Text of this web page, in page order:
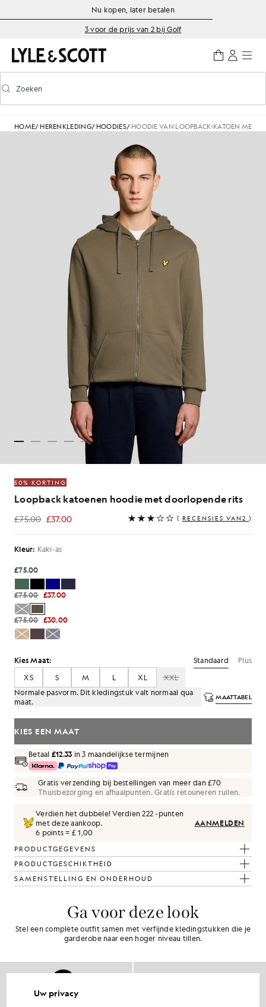
Ga naar de hoofdinhoud
Informatie over toegankelijkheid
Nu kopen, later betalen
3 voor de prijs van 2 bij Golf
Voorspellend zoeken in- of uitschakelen
Zoeken
HOME/ HERENKLEDING/ HOODIES/ HOODIE VAN LOOPBACK-KATOEN MET
50% KORTING
Loopback katoenen hoodie met doorlopende rits
£75.00 £37.00
£37.00 ( RECENSIES VAN2 )
Kleur: Kaki-as
£75.00
£75.00 £37.00
£75.00 £30.00
Kies Maat: Standaard
Plus
XS
S M L XL
XXL
Normale pasvorm. Dit kledingstuk valt normaal qua
maat.
MAATTABEL
KIES EEN MAAT
Betaal £12.33 in 3 maandelijkse termijnen
Gratis verzending bij bestellingen van meer dan £70
Thuisbezorging en afhaalpunten. Gratis retouneren ruilen.
Verdien het dubbele! Verdien222-punten
met deze aankoop.
6 points = £ 1,00
AANMELDEN
PRODUCTGEGEVENS
PRODUCTGESCHIKTHEID
SAMENSTELLING EN ONDERHOUD
Ga voor deze look
Stel een complete outfit samen met verfijnde kledingstukken die je
garderobe naar een hoger niveau tillen.
Uw privacy